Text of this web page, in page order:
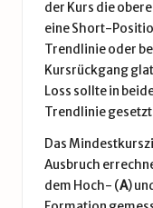
der Kurs die
eine Short-
Trendlinie oder
Kursrückgang
Loss sollte in
Trendlinie
Das
Ausbruch
dem Hoch- (A)